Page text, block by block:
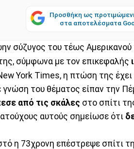
Προσθήκη ως
στα αποτελέσματα
σύζυγος του τέως
σύμφωνα με τον επικεφαλής
York Times, η πτώση της έχει
του θέματος είπαν την
από τις σκάλες στο σπίτι
αυτούς σημείωσε ότι
η 73χρονη επέστρεψε σπίτι